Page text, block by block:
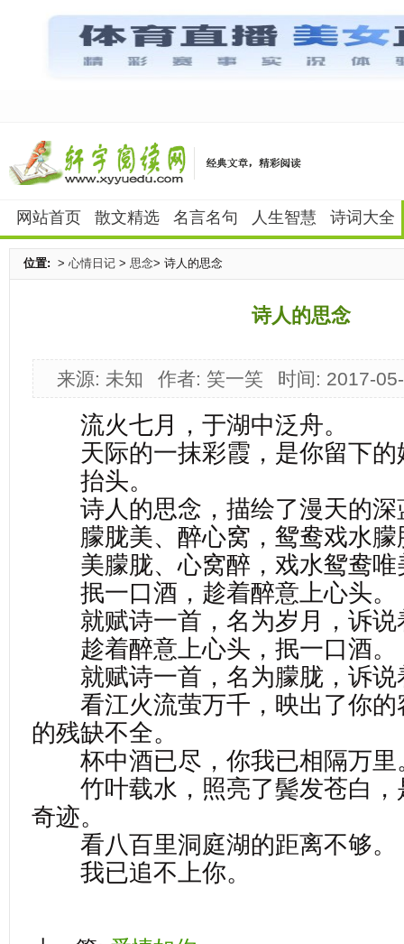
网站首页 散文精选 名言名句 人生智慧 诗词大全
位置: > 心情日记 > 思念> 诗人的思念
诗人的思念
来源: 未知 作者: 笑一笑 时间: 2017-
流火七月，于湖中泛舟。
天际的一抹彩霞，是你留下的
抬头。
诗人的思念，描绘了漫天的深
朦胧美、醉心窝，鸳鸯戏水朦
美朦胧、心窝醉，戏水鸳鸯唯
抿一口酒，趁着醉意上心头。
就赋诗一首，名为岁月，诉说
趁着醉意上心头，抿一口酒。
就赋诗一首，名为朦胧，诉说
看江火流萤万千，映出了你的
的残缺不全。
杯中酒已尽，你我已相隔万里
竹叶载水，照亮了鬓发苍白，
奇迹。
看八百里洞庭湖的距离不够。
我已追不上你。